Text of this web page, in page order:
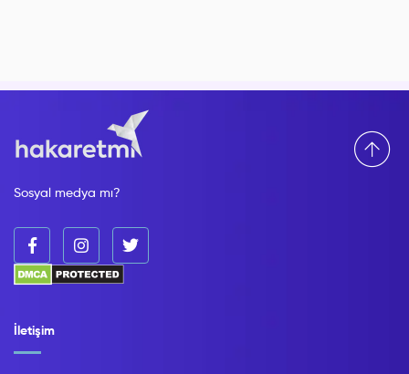
Sosyal medya mı?
İletişim